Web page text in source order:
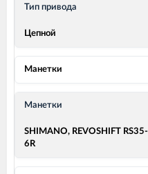
Тип привода
Цепной
Манетки
Манетки
SHIMANO, REVOSHIFT RS35-
6R